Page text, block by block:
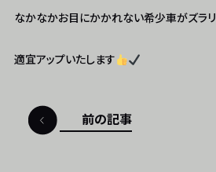
なかなかお目にかかれない希少車がズラリ
適宜アップいたします
前の記事